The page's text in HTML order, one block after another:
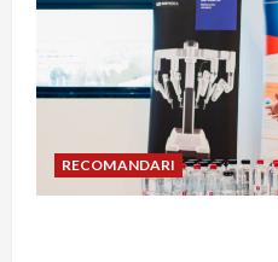
RECOMANDARI